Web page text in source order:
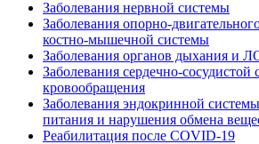
Заболевания нервной системы
Заболевания опорно-
костно-мышечной системы
Заболевания органов дыхания и
Заболевания сердечно-
кровообращения
Заболевания эндокринной
питания и нарушения обмена
Реабилитация после COVID-19